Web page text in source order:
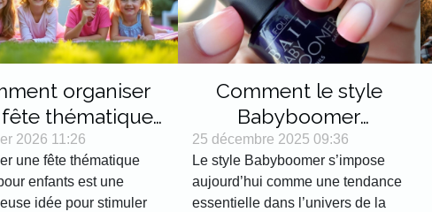
organiser
thématique
pour enfants ?
2026 11:26
une fête thématique
enfants est une
idée pour stimuler
Comment le style
Babyboomer
révolutionne-t-il les
tendances manucures
?
25 décembre 2025 09:36
Le style Babyboomer s’impose
aujourd’hui comme une tendance
essentielle dans l’univers de la